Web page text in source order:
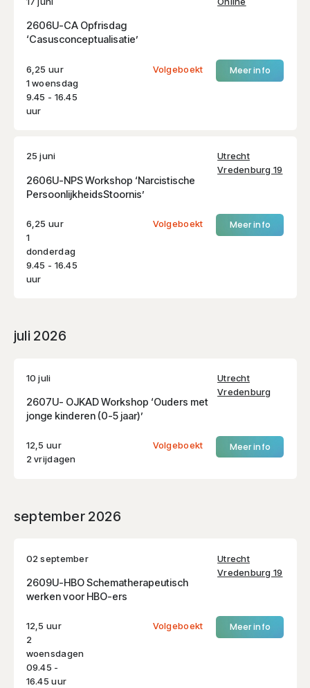
2606U-CA Opfrisdag
‘Casusconceptualisatie’
6,25 uur
1 woensdag
9.45 - 16.45
uur
Meer info
Volgeboekt
25 juni
Utrecht
Vredenburg 19
2606U-NPS Workshop ‘Narcistische
PersoonlijkheidsStoornis’
6,25 uur
1
donderdag
9.45 - 16.45
uur
Meer info
Volgeboekt
juli 2026
10 juli
Utrecht
Vredenburg
2607U- OJKAD Workshop ‘Ouders met
jonge kinderen (0-5 jaar)’
12,5 uur
2 vrijdagen
Meer info
Volgeboekt
september 2026
02 september
Utrecht
Vredenburg 19
2609U-HBO Schematherapeutisch
werken voor HBO-ers
12,5 uur
2
woensdagen
09.45 -
16.45 uur
Meer info
Volgeboekt